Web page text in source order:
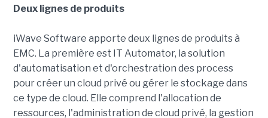
Deux lignes de produits
iWave Software apporte deux lignes de produits à
EMC. La première est IT Automator, la solution
d'automatisation et d'orchestration des process
pour créer un cloud privé ou gérer le stockage dans
ce type de cloud. Elle comprend l'allocation de
ressources, l'administration de cloud privé, la gestion